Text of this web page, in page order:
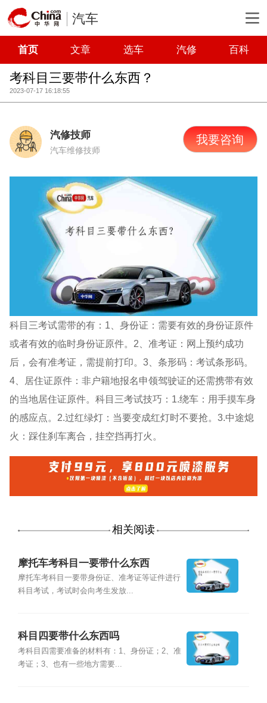
汽车
首页 文章 选车 汽修 百科
考科目三要带什么东西？
2023-07-17 16:18:55
汽修技师
汽车维修技师
我要咨询
科目三考试需带的有：1、身份证：需要有效的身份证原件
或者有效的临时身份证原件。2、准考证：网上预约成功
后，会有准考证，需提前打印。3、条形码：考试条形码。
4、居住证原件：非户籍地报名申领驾驶证的还需携带有效
的当地居住证原件。科目三考试技巧：1.绕车：用手摸车身
的感应点。2.过红绿灯：当要变成红灯时不要抢。3.中途熄
火：踩住刹车离合，挂空挡再打火。
相关阅读
摩托车考科目一要带什么东西
摩托车考科目一要带身份证、准考证等证件进行
科目考试，考试时会向考生发放...
科目四要带什么东西吗
考科目四需要准备的材料有：1、身份证；2、准
考证；3、也有一些地方需要...